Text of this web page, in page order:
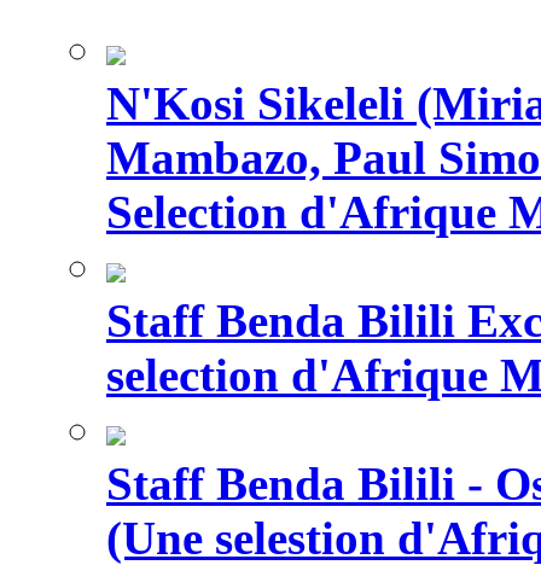
N'Kosi Sikeleli
Mambazo, Paul
Selection d'Afrique
Staff Benda Bilili
selection d'Afrique
Staff Benda Bilili -
(Une selestion